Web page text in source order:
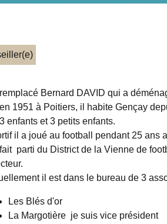
remplacé Bernard DAVID qui a
1951 à Poitiers, il habite Gençay
3 enfants et 3 petits enfants.
il a joué au football pendant 25 ans
fait parti du District de la Vienne de
il est dans le bureau de 3
Les Blés d'or
La Margotière je suis vice président